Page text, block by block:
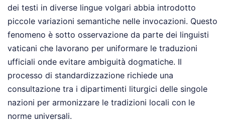
dei testi in diverse lingue volgari abbia introdotto
piccole variazioni semantiche nelle invocazioni. Questo
fenomeno è sotto osservazione da parte dei linguisti
vaticani che lavorano per uniformare le traduzioni
ufficiali onde evitare ambiguità dogmatiche. Il
processo di standardizzazione richiede una
consultazione tra i dipartimenti liturgici delle singole
nazioni per armonizzare le tradizioni locali con le
norme universali.